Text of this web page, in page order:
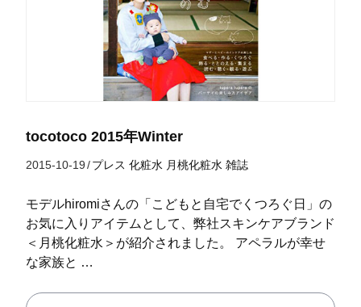
tocotoco 2015年Winter
2015-10-19/プレス 化粧水 月桃化粧水 雑誌
モデルhiromiさんの「こどもと自宅でくつろぐ日」の
お気に入りアイテムとして、弊社スキンケアブランド
＜月桃化粧水＞が紹介されました。 アペラルが幸せ
な家族と …